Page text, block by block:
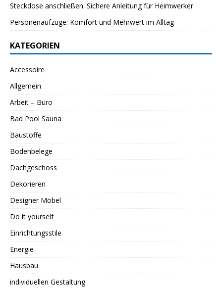
Steckdose anschließen: Sichere Anleitung für Heimwerker
Personenaufzüge: Komfort und Mehrwert im Alltag
KATEGORIEN
Accessoire
Allgemein
Arbeit – Büro
Bad Pool Sauna
Baustoffe
Bodenbelege
Dachgeschoss
Dekorieren
Designer Möbel
Do it yourself
Einrichtungsstile
Energie
Hausbau
individuellen Gestaltung